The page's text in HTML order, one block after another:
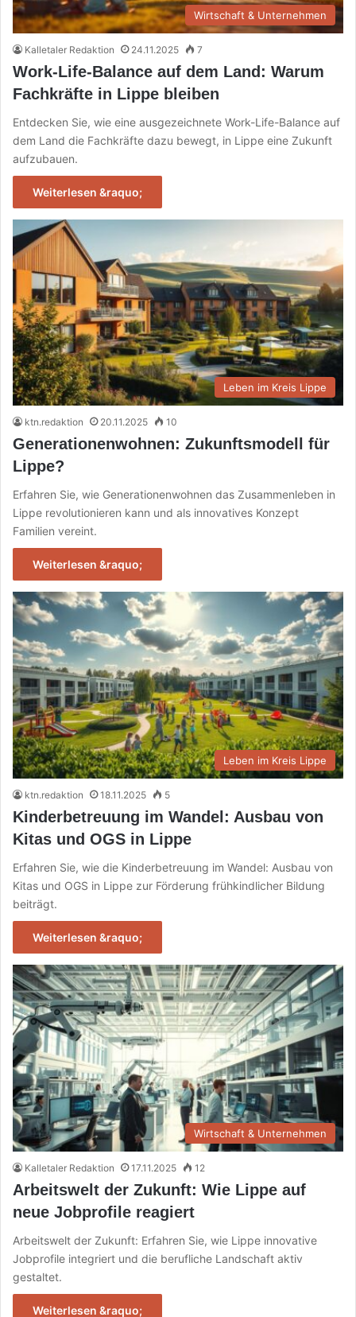
Wirtschaft & Unternehmen
Kalletaler Redaktion 24.11.2025 7
Work-Life-Balance auf dem Land: Warum
Fachkräfte in Lippe bleiben
Entdecken Sie, wie eine ausgezeichnete Work-Life-Balance auf
dem Land die Fachkräfte dazu bewegt, in Lippe eine Zukunft
aufzubauen.
Weiterlesen &raquo;
Leben im Kreis Lippe
ktn.redaktion 20.11.2025 10
Generationenwohnen: Zukunftsmodell für
Lippe?
Erfahren Sie, wie Generationenwohnen das Zusammenleben in
Lippe revolutionieren kann und als innovatives Konzept
Familien vereint.
Weiterlesen &raquo;
Leben im Kreis Lippe
ktn.redaktion 18.11.2025 5
Kinderbetreuung im Wandel: Ausbau von
Kitas und OGS in Lippe
Erfahren Sie, wie die Kinderbetreuung im Wandel: Ausbau von
Kitas und OGS in Lippe zur Förderung frühkindlicher Bildung
beiträgt.
Weiterlesen &raquo;
Wirtschaft & Unternehmen
Kalletaler Redaktion 17.11.2025 12
Arbeitswelt der Zukunft: Wie Lippe auf
neue Jobprofile reagiert
Arbeitswelt der Zukunft: Erfahren Sie, wie Lippe innovative
Jobprofile integriert und die berufliche Landschaft aktiv
gestaltet.
Weiterlesen &raquo;